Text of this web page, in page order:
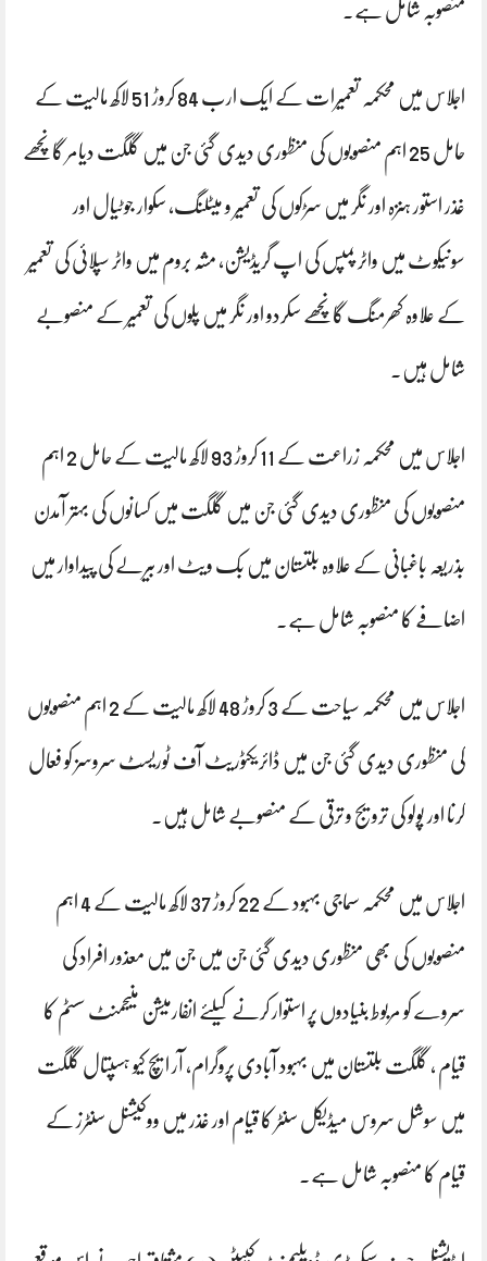
منصوبہ شامل ہے۔
اجلاس میں محکمہ تعمیرات کے ایک ارب 84 کروڑ 51 لاکھ مالیت کے
حامل 25 اہم منصوبوں کی منظوری دیدی گئی جن میں گلگت دیامر گانچھے
غذر استور ہنزہ اور نگر میں سڑکوں کی تعمیر و میٹلنگ، سکوار جوٹیال اور
سونیکوٹ میں واٹر پمپس کی اپ گریڈیشن، مشہ بروم میں واٹر سپلائی کی تعمیر
کے علاوہ کھرمنگ گانچھے سکردو اور نگر میں پلوں کی تعمیر کے منصوبے
شامل ہیں۔
اجلاس میں محکمہ زراعت کے 11 کروڑ 93 لاکھ مالیت کے حامل 2 اہم
منصوبوں کی منظوری دیدی گئی جن میں گلگت میں کسانوں کی بہتر آمدن
بذریعہ باغبانی کے علاوہ بلتستان میں بک ویٹ اور بیرلے کی پیداوار میں
اضافے کا منصوبہ شامل ہے۔
اجلاس میں محکمہ سیاحت کے 3 کروڑ 48 لاکھ مالیت کے 2 اہم منصوبوں
کی منظوری دیدی گئی جن میں ڈائریکٹوریٹ آف ٹوریسٹ سروسز کو فعال
کرنا اور پولو کی ترویج و ترقی کے منصوبے شامل ہیں۔
اجلاس میں محکمہ سماجی بہبود کے 22 کروڑ 37 لاکھ مالیت کے 4 اہم
منصوبوں کی بھی منظوری دیدی گئی جن میں جن میں معذور افراد کی
سروے کو مربوط بنیادوں پر استوار کرنے کیلئے انفارمیشن منیجمنٹ سسٹم کا
قیام ، گلگت بلتستان میں بہبود آبادی پروگرام، آر ایچ کیو ہسپتال گلگت
میں سوشل سروس میڈیکل سنٹر کا قیام اور غذر میں ووکیشنل سنٹرز کے
قیام کا منصوبہ شامل ہے۔